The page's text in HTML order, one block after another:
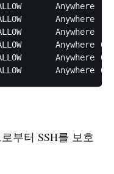
Anywhere
Anywhere
Anywhere
Anywhere
Anywhere
부터 SSH를 보호